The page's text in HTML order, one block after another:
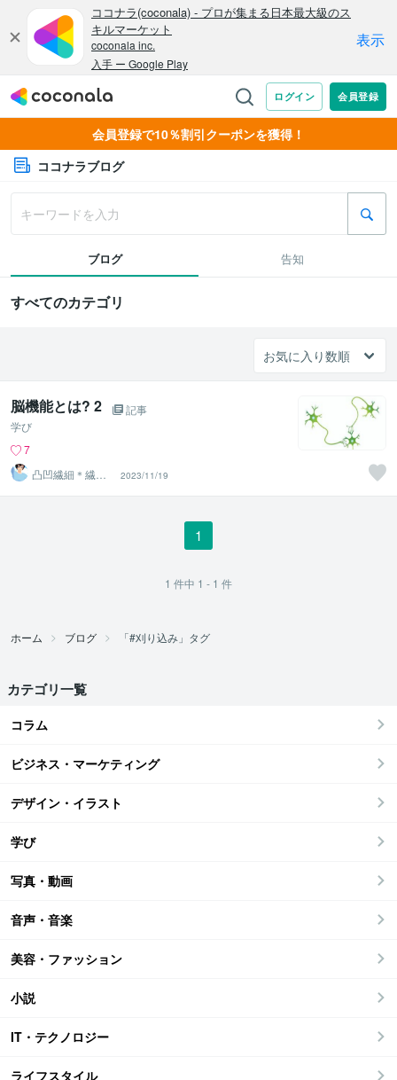
会員登録で10％割引クーポンを獲得！
ココナラブログ
ブログ 告知
すべてのカテゴリ
脳機能とは? 2
記事
学び
7
凸凹繊細＊繊細
親子発達親子の
お話相手
2023/11/19
1
1 件中 1 - 1 件
ホーム ブログ 「#刈り込み」タグ
カテゴリ一覧
コラム
ビジネス・マーケティング
デザイン・イラスト
学び
写真・動画
音声・音楽
美容・ファッション
小説
IT・テクノロジー
ライフスタイル